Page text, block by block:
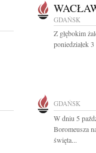
GDAŃSK
Z głębokim
poniedziałek
GDAŃSK
W dniu 5
Boromeusza
święta...